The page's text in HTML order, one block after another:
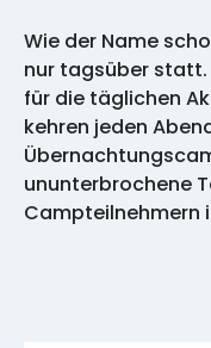
Wie der Name
nur tagsüber
für die täglichen
kehren jeden
ununterbrochene
Campteilnehmern